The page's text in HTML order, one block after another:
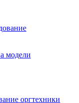
модели
оргтехники